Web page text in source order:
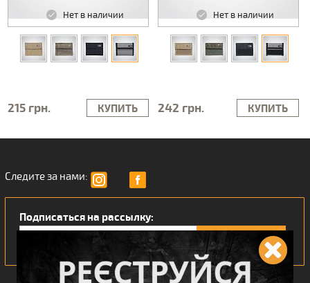
Нет в наличии
215 грн. КУПИТЬ
Нет в наличии
242 грн. КУПИТЬ
Следите за нами:
Подписаться на рассылку: